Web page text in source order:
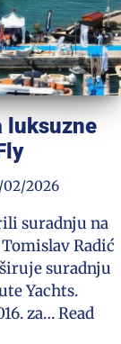
luksuzne
02/2026
suradnju na
Radić
suradnju
Yachts.
za…Read